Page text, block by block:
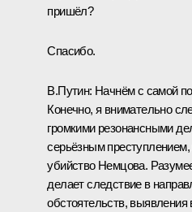
пришёл?
Спасибо.
В.Путин: Начнём с самой
Конечно, я внимательно
громкими резонансными
серьёзным
убийство Немцова.
делает следствие в
обстоятельств,